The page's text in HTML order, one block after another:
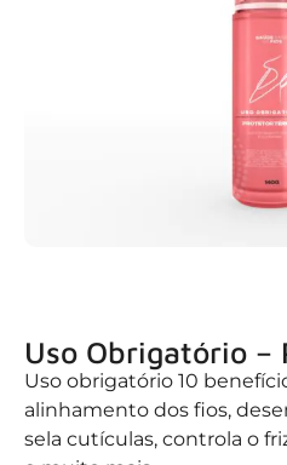
Uso Obrigatório
Uso obrigatório 10
alinhamento dos fios,
sela cutículas, controla o